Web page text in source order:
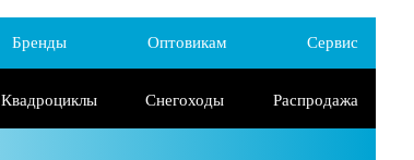
Бренды Оптовикам Сервис
Квадроциклы Снегоходы Распродажа